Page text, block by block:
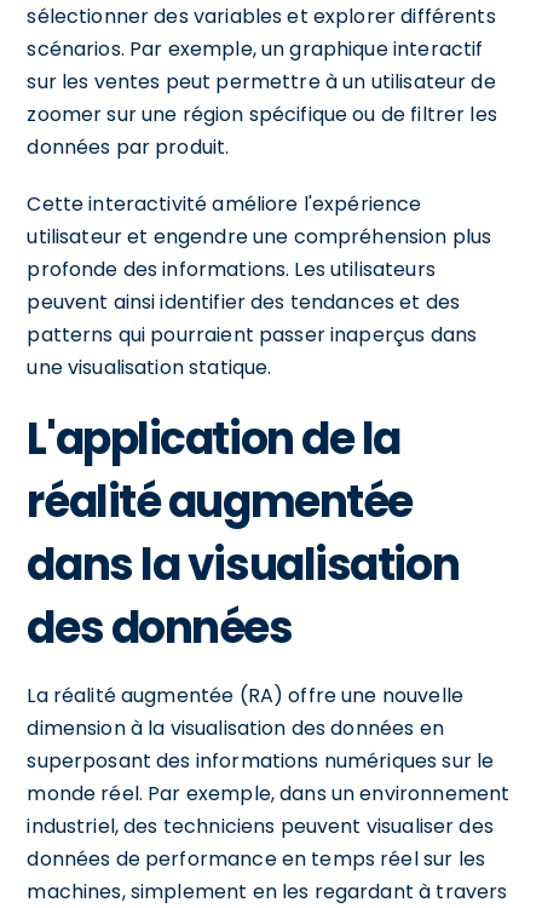
sélectionner des variables et explorer différents
scénarios. Par exemple, un graphique interactif
sur les ventes peut permettre à un utilisateur de
zoomer sur une région spécifique ou de filtrer les
données par produit.
Cette interactivité améliore l'expérience
utilisateur et engendre une compréhension plus
profonde des informations. Les utilisateurs
peuvent ainsi identifier des tendances et des
patterns qui pourraient passer inaperçus dans
une visualisation statique.
L'application de la
réalité augmentée
dans la visualisation
des données
La réalité augmentée (RA) offre une nouvelle
dimension à la visualisation des données en
superposant des informations numériques sur le
monde réel. Par exemple, dans un environnement
industriel, des techniciens peuvent visualiser des
données de performance en temps réel sur les
machines, simplement en les regardant à travers